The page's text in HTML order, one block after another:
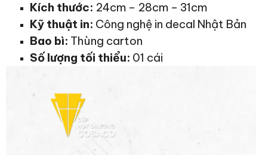
Kích thước: 24cm – 28cm – 31cm
Kỹ thuật in: Công nghệ in decal Nhật Bản
Bao bì: Thùng carton
Số lượng tối thiểu: 01 cái